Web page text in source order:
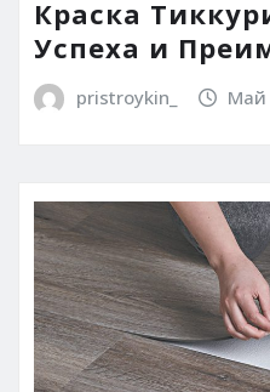
Краска
Успеха и
pristroykin_ Май